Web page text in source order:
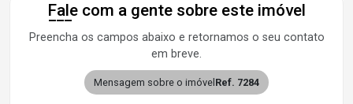
Fale com a gente sobre este imóvel
Preencha os campos abaixo e retornamos o seu contato
em breve.
Mensagem sobre o imóvel Ref. 7284